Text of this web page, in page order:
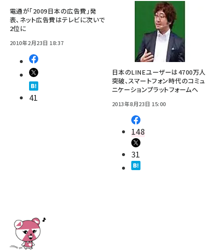
電通が「2009日本の広告費」発
表、ネット広告費はテレビに次いで
2位に
2010年2月23日 18:37
41
日本のLINEユーザーは4700万人
突破、スマートフォン時代のコミュ
ニケーションプラットフォームへ
2013年8月23日 15:00
148
31